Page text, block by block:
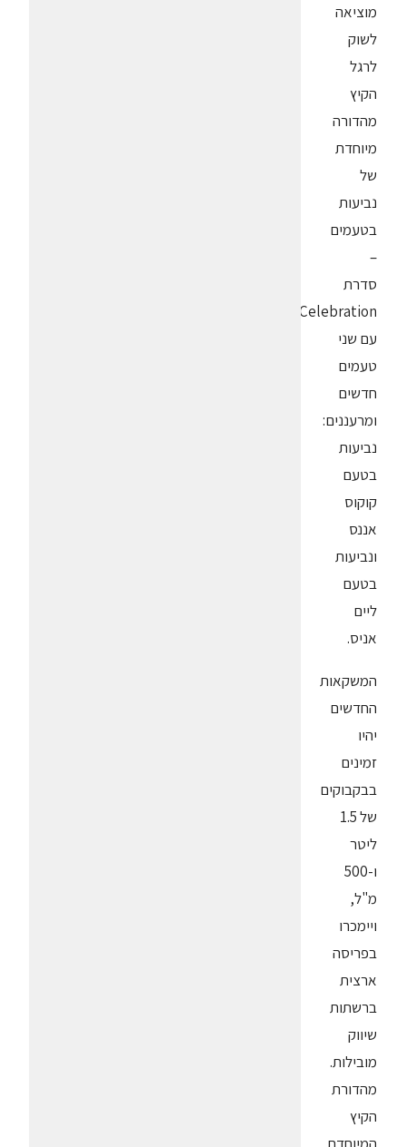
מוציאה
לשוק
לרגל
הקיץ
מהדורה
מיוחדת
של
נביעות
בטעמים
–
סדרת
Celebration
עם שני
טעמים
חדשים
ומרעננים:
נביעות
בטעם
קוקוס
אננס
ונביעות
בטעם
ליים
אניס.
המשקאות
החדשים
יהיו
זמינים
בבקבוקים
של 1.5
ליטר
ו-500
מ"ל,
ויימכרו
בפריסה
ארצית
ברשתות
שיווק
מובילות.
מהדורת
הקיץ